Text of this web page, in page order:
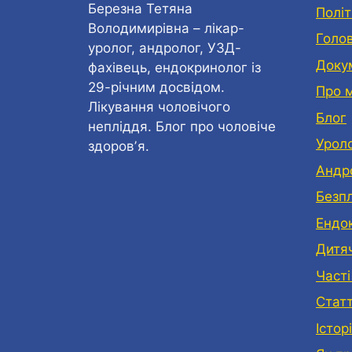
Березна Тетяна
Володимирівна – лікар-
уролог, андролог, УЗД-
фахівець, ендокринолог із
29-річним досвідом.
Лікування чоловічого
непліддя. Блог про чоловіче
здоровʼя.
Про
Блог